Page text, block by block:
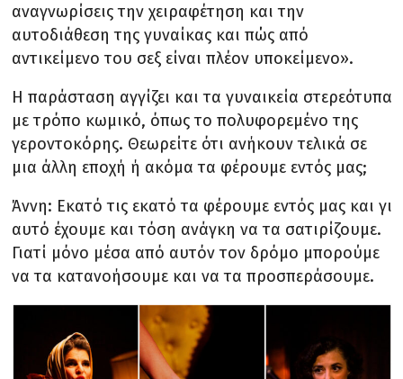
αναγνωρίσεις την χειραφέτηση και την
αυτοδιάθεση της γυναίκας και πώς από
αντικείμενο του σεξ είναι πλέον υποκείμενο».
Η παράσταση αγγίζει και τα γυναικεία στερεότυπα
με τρόπο κωμικό, όπως το πολυφορεμένο της
γεροντοκόρης. Θεωρείτε ότι ανήκουν τελικά σε
μια άλλη εποχή ή ακόμα τα φέρουμε εντός μας;
Άννη: Εκατό τις εκατό τα φέρουμε εντός μας και γι
αυτό έχουμε και τόση ανάγκη να τα σατιρίζουμε.
Γιατί μόνο μέσα από αυτόν τον δρόμο μπορούμε
να τα κατανοήσουμε και να τα προσπεράσουμε.